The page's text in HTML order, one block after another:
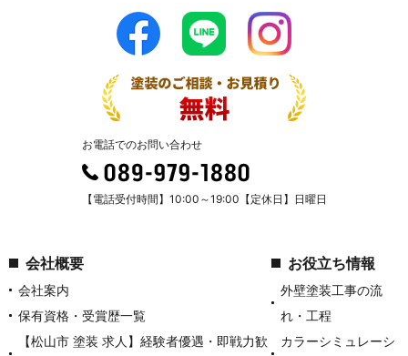
お電話でのお問い合わせ
【電話受付時間】10:00～19:00【定休日】日曜日
会社概要
会社案内
保有資格・受賞歴一覧
【松山市 塗装 求人】経験者優遇・即戦力歓
お役立ち情報
外壁塗装工事の流
れ・工程
カラーシミュレーシ